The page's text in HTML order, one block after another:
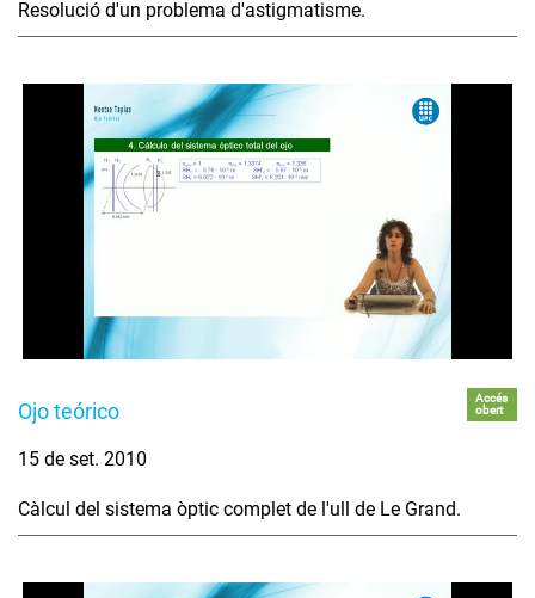
Resolució d'un problema d'astigmatisme.
Ojo teórico
Accés
obert
15 de set. 2010
Càlcul del sistema òptic complet de l'ull de Le Grand.